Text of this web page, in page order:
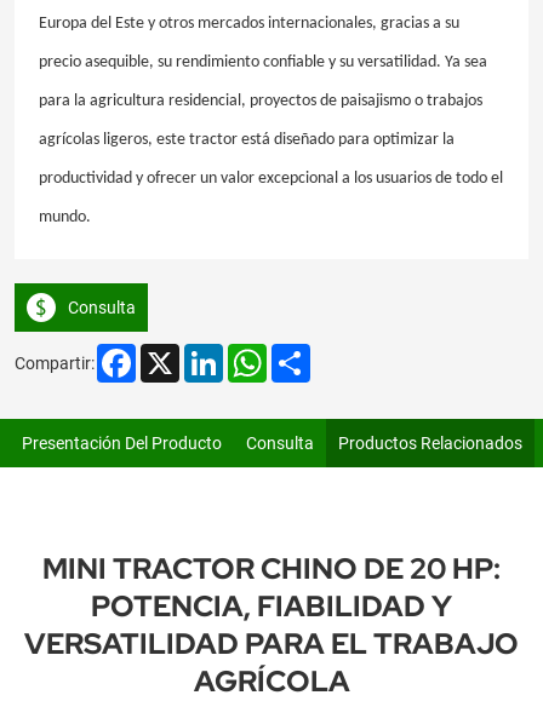
Europa del Este y otros mercados internacionales, gracias a su
precio asequible, su rendimiento confiable y su versatilidad. Ya sea
para la agricultura residencial, proyectos de paisajismo o trabajos
agrícolas ligeros, este tractor está diseñado para optimizar la
productividad y ofrecer un valor excepcional a los usuarios de todo el
mundo.
Consulta
Compartir: Facebook
X LinkedInWhatsApp
Presentación Del Producto Consulta Productos Relacionados
MINI TRACTOR CHINO DE 20 HP:
POTENCIA, FIABILIDAD Y
VERSATILIDAD PARA EL TRABAJO
AGRÍCOLA